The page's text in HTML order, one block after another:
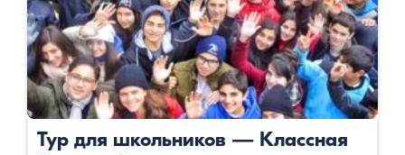
Тур для школьников — Классная